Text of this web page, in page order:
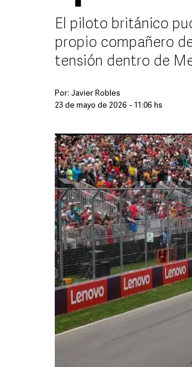
El piloto británico
propio compañero
tensión dentro de
Por: Javier Robles
23 de mayo de 2026 - 11:06 hs